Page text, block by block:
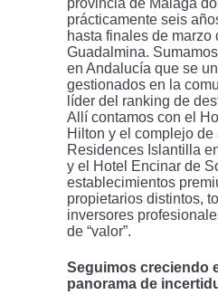
provincia de Málaga
prácticamente seis
hasta finales de marzo
Guadalmina.
en Andalucía que se
gestionados en la
líder del ranking de
Allí contamos con el
Hilton y el complejo
Residences Islantilla
y el Hotel Encinar de
establecimientos
propietarios distintos,
inversores
de “valor”.
Seguimos creciendo
panorama de